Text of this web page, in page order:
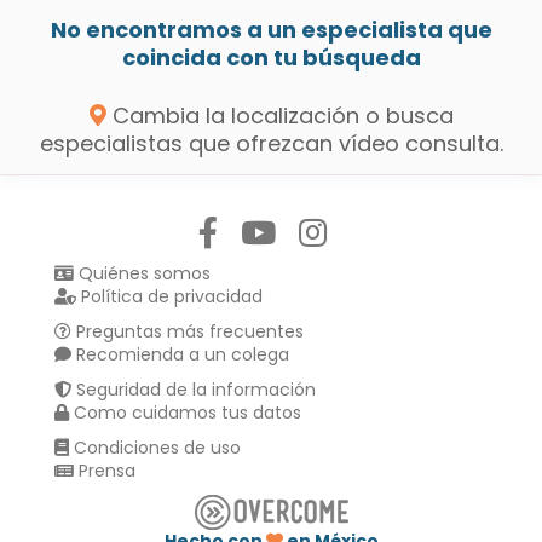
No encontramos a un especialista que
coincida con tu búsqueda
Cambia la localización o busca
especialistas que ofrezcan vídeo consulta.
Quiénes somos
Política de privacidad
Preguntas más frecuentes
Recomienda a un colega
Seguridad de la información
Como cuidamos tus datos
Condiciones de uso
Prensa